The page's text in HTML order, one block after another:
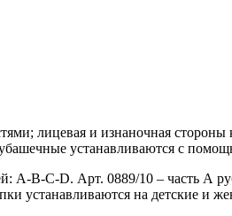
лицевая и изнаночная
устанавливаются с
А-В-С-D. Арт. 0889/10 – часть А
устанавливаются на детские и